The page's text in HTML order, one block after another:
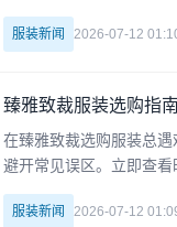
服装新闻 2026-07-12
臻雅致裁服装选购指
在臻雅致裁选购服装总
避开常见误区。立即查
服装新闻 2026-07-12